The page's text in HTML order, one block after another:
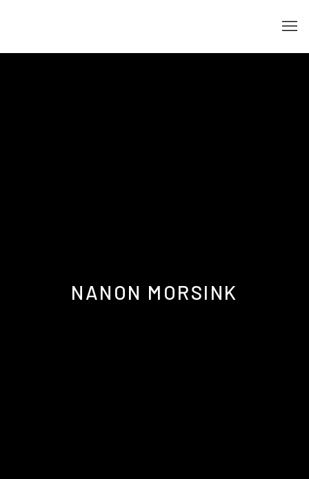
NANON MORSINK